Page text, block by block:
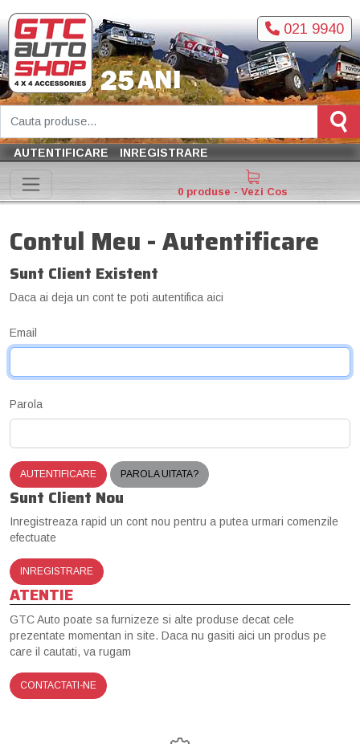
021 9940
AUTENTIFICARE INREGISTRARE
0 produse - Vezi Cos
Contul Meu - Autentificare
Sunt Client Existent
Daca ai deja un cont te poti autentifica aici
Email
Parola
AUTENTIFICARE PAROLA UITATA?
Sunt Client Nou
Inregistreaza rapid un cont nou pentru a putea urmari comenzile
efectuate
INREGISTRARE
ATENTIE
GTC Auto poate sa furnizeze si alte produse decat cele
prezentate momentan in site. Daca nu gasiti aici un produs pe
care il cautati, va rugam
CONTACTATI-NE